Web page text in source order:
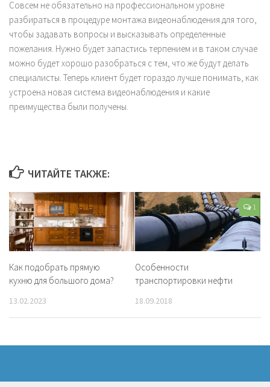
Совсем не обязательно на профессиональном уровне
разбираться в процедуре монтажа видеонаблюдения для того,
чтобы задавать вопросы и высказывать определенные
пожелания. Нужно будет запастись терпением и в таком случае
можно будет хорошо разобраться с тем, что же будут делать
специалисты. Теперь клиент будет гораздо лучше понимать, как
устроена новая система видеонаблюдения и какие
преимущества были получены.
ЧИТАЙТЕ ТАКЖЕ:
Как подобрать прямую
кухню для большого дома?
13.02.2023
1
Особенности
транспортировки нефти
18.09.2018